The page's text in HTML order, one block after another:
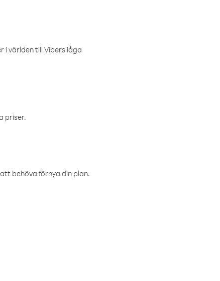
i världen till Vibers låga
priser.
behöva förnya din plan.